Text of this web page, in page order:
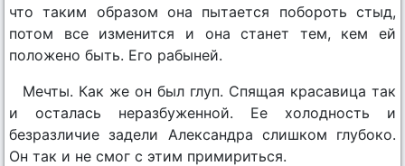
что таким образом она пытается побороть стыд,
потом все изменится и она станет тем, кем ей
положено быть. Его рабыней.
Мечты. Как же он был глуп. Спящая красавица так
и осталась неразбуженной. Ее холодность и
безразличие задели Александра слишком глубоко.
Он так и не смог с этим примириться.